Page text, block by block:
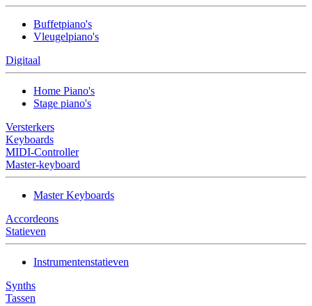
Buffetpiano's
Vleugelpiano's
Digitaal
Home Piano's
Stage piano's
Versterkers
Keyboards
MIDI-Controller
Master-keyboard
Master Keyboards
Accordeons
Statieven
Instrumentenstatieven
Synths
Tassen